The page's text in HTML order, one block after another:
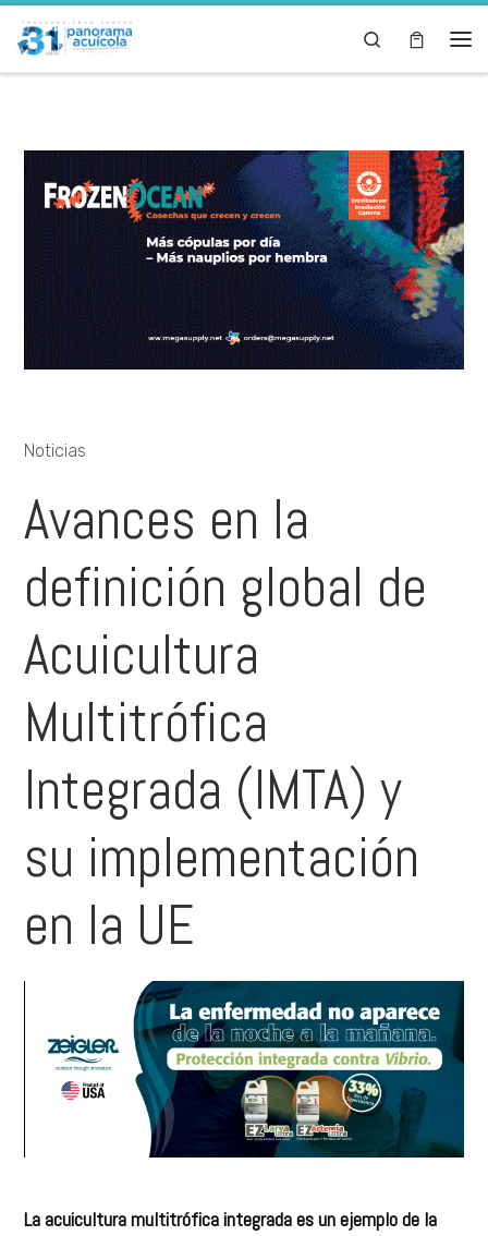
Skip to content Search
Noticias
Avances en la
definición global de
Acuicultura
Multitrófica
Integrada (IMTA) y
su implementación
en la UE
La acuicultura multitrófica integrada es un ejemplo de la